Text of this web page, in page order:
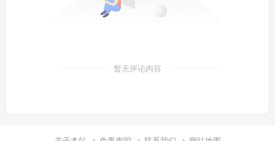
暂无评论内容